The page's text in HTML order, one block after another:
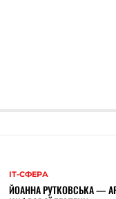
ІТ-СФЕРА
ЙОАННА РУТКОВСЬКА —